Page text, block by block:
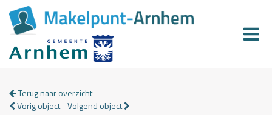
Terug naar overzicht
Vorig object Volgend object